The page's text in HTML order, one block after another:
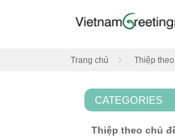
Trang chủ Thiệp
CATEGORIES
Thiệp theo chủ